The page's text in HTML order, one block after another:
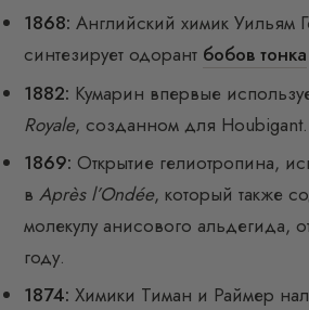
1868: Английский химик Уильям
синтезирует одорант бобов тонка
1882: Кумарин впервые
Royale, созданном для Houbigant.
1869: Открытие гелиотропина,
вAprès l’Ondée, который также
молекулу анисового альдегида,
году.
1874: Химики Тиман и Раймер